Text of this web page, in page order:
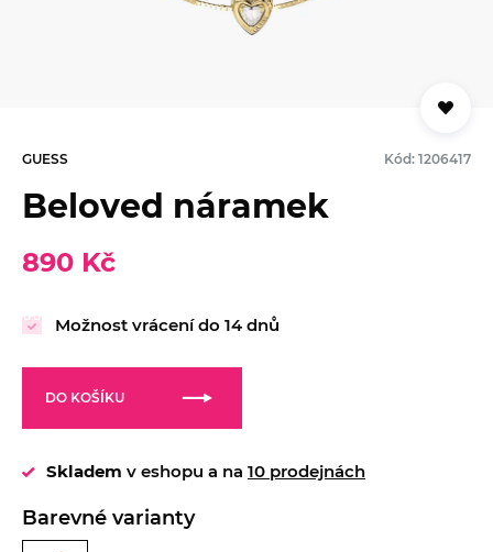
GUESS Kód: 1206417
Beloved náramek
890 Kč
Možnost vrácení do 14 dnů
DO KOŠÍKU
Skladem v eshopu a na 10 prodejnách
Barevné varianty